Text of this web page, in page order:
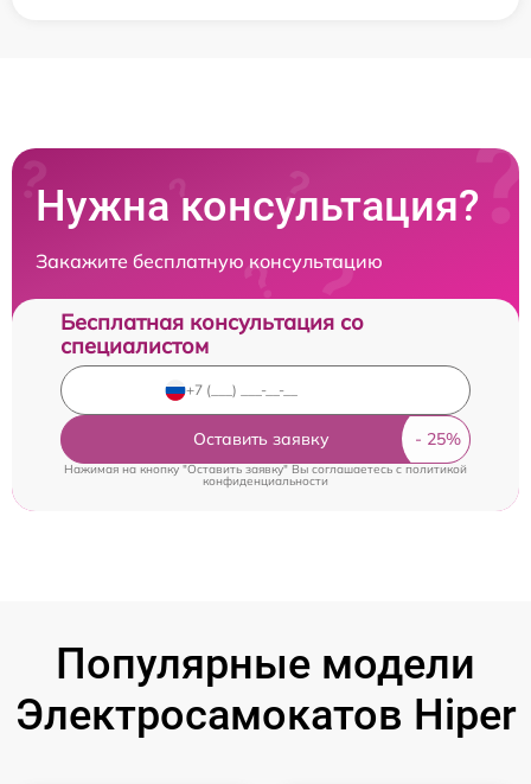
Нужна консультация?
Закажите бесплатную консультацию
Бесплатная консультация со
специалистом
Оставить заявку
Нажимая на кнопку "Оставить заявку" Вы соглашаетесь cполитикой
конфиденциальности
Популярные модели
Электросамокатов Hiper